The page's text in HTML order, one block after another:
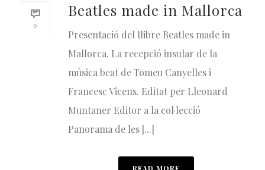
0
Beatles made in Mallorca
Presentació del llibre Beatles made in
Mallorca. La recepció insular de la
música beat de Tomeu Canyelles i
Francesc Vicens. Editat per Lleonard
Muntaner Editor a la col·lecció
Panorama de les [...]